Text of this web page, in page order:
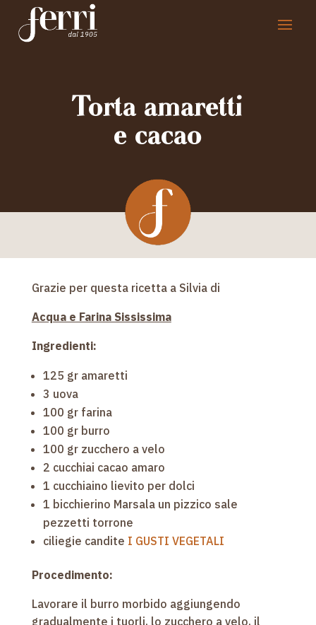
Torta amaretti
e cacao
Grazie per questa ricetta a Silvia di
Acqua e Farina Sississima
Ingredienti:
125 gr amaretti
3 uova
100 gr farina
100 gr burro
100 gr zucchero a velo
2 cucchiai cacao amaro
1 cucchiaino lievito per dolci
1 bicchierino Marsala un pizzico sale
pezzetti torrone
ciliegie candite I GUSTI VEGETALI
Procedimento:
Lavorare il burro morbido aggiungendo
gradualmente i tuorli, lo zucchero a velo, il